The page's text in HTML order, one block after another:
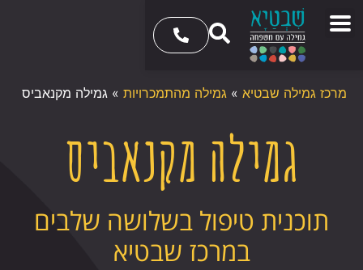
מרכז גמילה שבטיא » גמילה מהתמכרויות » גמילה מקנאביס
גמילה מקנאביס
תוכנית טיפול בשלושה שלבים
במרכז שבטיא